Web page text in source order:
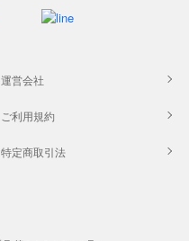
運営会社
ご利用規約
特定商取引法